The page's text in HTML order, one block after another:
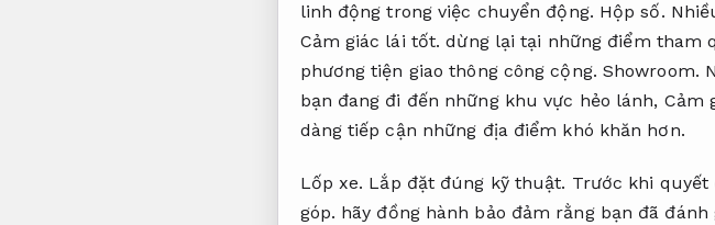
linh động trong việc chuyển động. Hộp số.
Cảm giác lái tốt. dừng lại tại những điểm tham
phương tiện giao thông công cộng. Showroom.
bạn đang đi đến những khu vực hẻo lánh, Cảm
dàng tiếp cận những địa điểm khó khăn hơn.
Lốp xe. Lắp đặt đúng kỹ thuật. Trước khi quyết
góp. hãy đồng hành bảo đảm rằng bạn đã